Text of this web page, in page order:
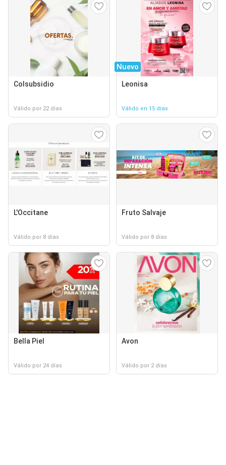
Colsubsidio
Válido por 22 días
Nuevo
Leonisa
Válido en 15 días
L'Occitane
Válido por 8 días
Fruto Salvaje
Válido por 8 días
Bella Piel
Válido por 24 días
Avon
Válido por 2 días